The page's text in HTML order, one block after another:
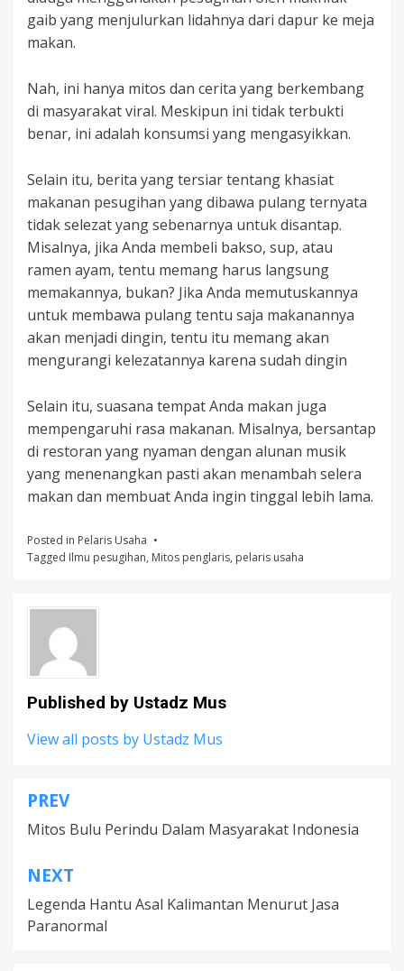
gaib yang menjulurkan lidahnya dari dapur ke meja
makan.
Nah, ini hanya mitos dan cerita yang berkembang
di masyarakat viral. Meskipun ini tidak terbukti
benar, ini adalah konsumsi yang mengasyikkan.
Selain itu, berita yang tersiar tentang khasiat
makanan pesugihan yang dibawa pulang ternyata
tidak selezat yang sebenarnya untuk disantap.
Misalnya, jika Anda membeli bakso, sup, atau
ramen ayam, tentu memang harus langsung
memakannya, bukan? Jika Anda memutuskannya
untuk membawa pulang tentu saja makanannya
akan menjadi dingin, tentu itu memang akan
mengurangi kelezatannya karena sudah dingin
Selain itu, suasana tempat Anda makan juga
mempengaruhi rasa makanan. Misalnya, bersantap
di restoran yang nyaman dengan alunan musik
yang menenangkan pasti akan menambah selera
makan dan membuat Anda ingin tinggal lebih lama.
Posted in Pelaris Usaha
Tagged Ilmu pesugihan, Mitos penglaris, pelaris usaha
Published by Ustadz Mus
View all posts by Ustadz Mus
Post
navigation
PREV
Mitos Bulu Perindu Dalam Masyarakat Indonesia
NEXT
Legenda Hantu Asal Kalimantan Menurut Jasa
Paranormal